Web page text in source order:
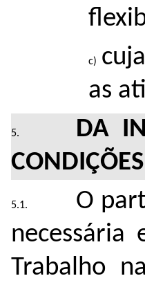
as
DA
O
necessária
Trabalho